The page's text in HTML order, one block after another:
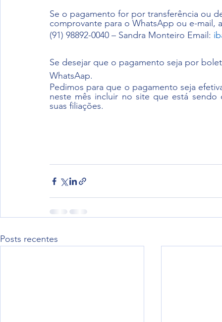
Se o pagamento for por transferência ou
comprovante para o WhatsApp ou e-mail,
(91) 98892-0040 – Sandra Monteiro Email:
Se desejar que o pagamento seja por
WhatsAap.
Pedimos para que o pagamento seja
neste mês incluir no site que está
suas filiações.
Posts recentes